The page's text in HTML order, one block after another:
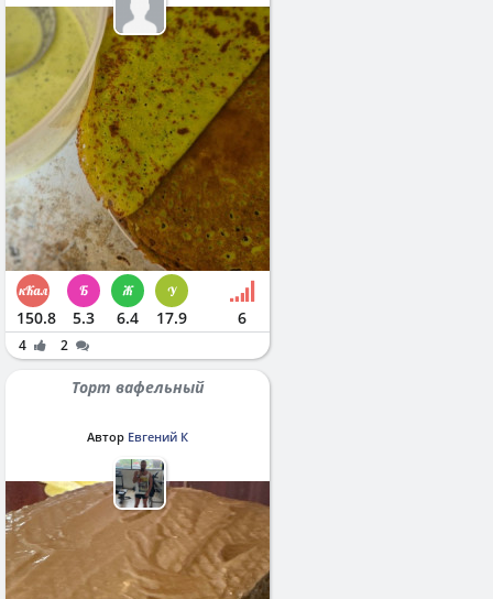
150.8 5.3 6.4 17.9 6
4 2
Торт вафельный
Автор Евгений К